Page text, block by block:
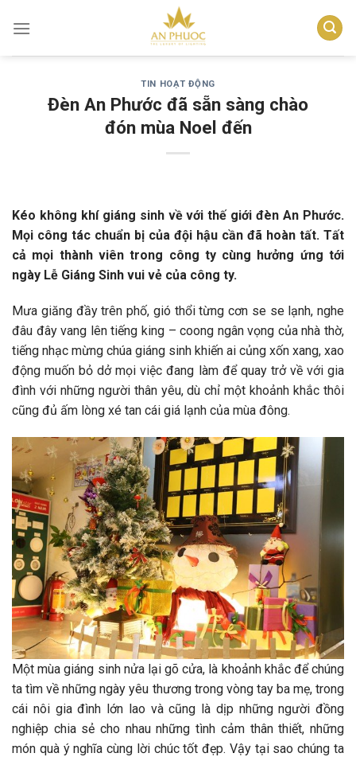
TIN HOẠT ĐỘNG
Đèn An Phước đã sẵn sàng chào
đón mùa Noel đến
Kéo không khí giáng sinh về với thế giới đèn An Phước.
Mọi công tác chuẩn bị của đội hậu cần đã hoàn tất. Tất
cả mọi thành viên trong công ty cùng hưởng ứng tới
ngày Lễ Giáng Sinh vui vẻ của công ty.
Mưa giăng đầy trên phố, gió thổi từng cơn se se lạnh, nghe
đâu đây vang lên tiếng king – coong ngân vọng của nhà thờ,
tiếng nhạc mừng chúa giáng sinh khiến ai củng xốn xang, xao
động muốn bỏ dở mọi việc đang làm để quay trở về với gia
đình với những người thân yêu, dù chỉ một khoảnh khắc thôi
cũng đủ ấm lòng xé tan cái giá lạnh của mùa đông.
Một mùa giáng sinh nửa lại gõ cửa, là khoảnh khắc để chúng
ta tìm về những ngày yêu thương trong vòng tay ba mẹ, trong
cái nôi gia đình lớn lao và cũng là dịp những người đồng
nghiệp chia sẻ cho nhau những tình cảm thân thiết, những
món quà ý nghĩa cùng lời chúc tốt đẹp. Vậy tại sao chúng ta